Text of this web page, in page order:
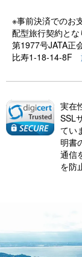
※事前決済でのお
配型旅行契約と
第1977号JATA
比寿1-18-14-8F
実在
SSL
てい
明書
通信
を防